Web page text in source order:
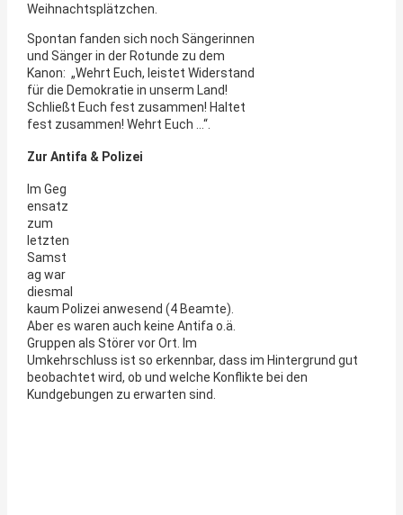
Weihnachtsplätzchen.
Spontan fanden sich noch Sängerinnen
und Sänger in der Rotunde zu dem
Kanon: „Wehrt Euch, leistet Widerstand
für die Demokratie in unserm Land!
Schließt Euch fest zusammen! Haltet
fest zusammen! Wehrt Euch …“.
Zur Antifa & Polizei
Im Geg
ensatz
zum
letzten
Samst
ag war
diesmal
kaum Polizei anwesend (4 Beamte).
Aber es waren auch keine Antifa o.ä.
Gruppen als Störer vor Ort. Im
Umkehrschluss ist so erkennbar, dass im Hintergrund gut
beobachtet wird, ob und welche Konflikte bei den
Kundgebungen zu erwarten sind.